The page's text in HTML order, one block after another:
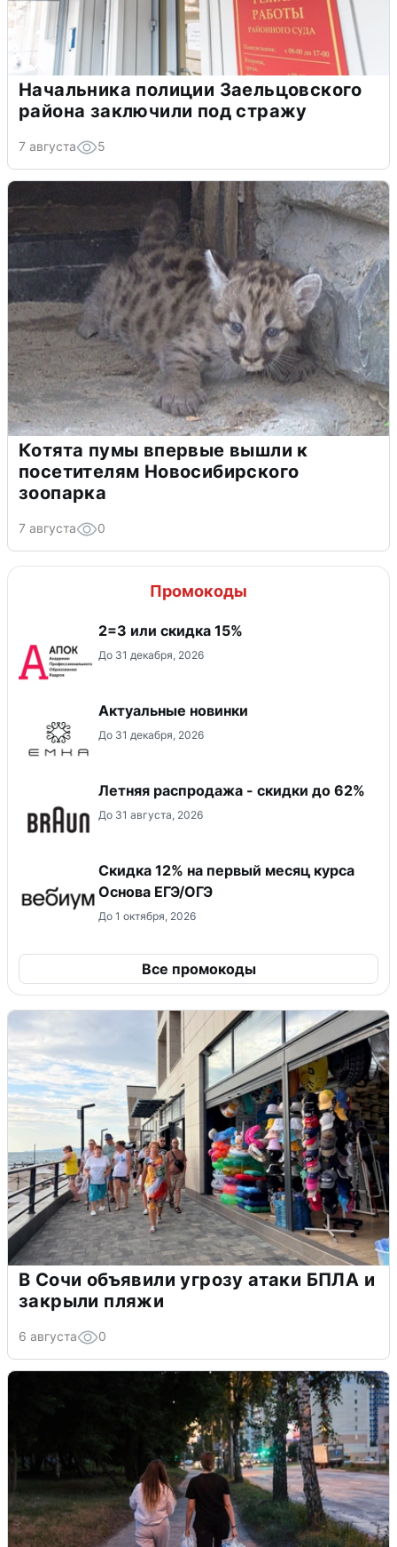
Начальника полиции Заельцовского
района заключили под стражу
7 августа 5
Котята пумы впервые вышли к
посетителям Новосибирского
зоопарка
7 августа 0
Промокоды
2=3 или скидка 15%
До 31 декабря, 2026
Актуальные новинки
До 31 декабря, 2026
Летняя распродажа - скидки до 62%
До 31 августа, 2026
Скидка 12% на первый месяц курса
Основа ЕГЭ/ОГЭ
До 1 октября, 2026
Все промокоды
В Сочи объявили угрозу атаки БПЛА и
закрыли пляжи
6 августа 0